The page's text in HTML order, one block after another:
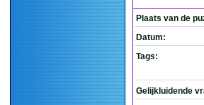
Plaats van de
Datum:
Tags:
Gelijkluidende